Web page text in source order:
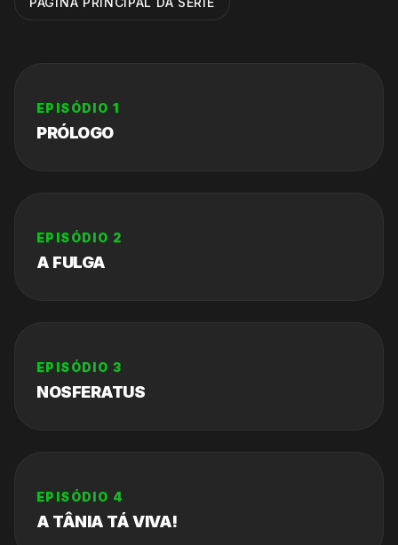
EPISÓDIO 1
PRÓLOGO
EPISÓDIO 2
A FULGA
EPISÓDIO 3
NOSFERATUS
EPISÓDIO 4
A TÂNIA TÁ VIVA!